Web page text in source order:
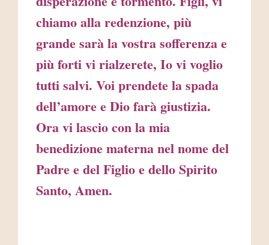
chiamo alla redenzione, più
grande sarà la vostra sofferenza e
più forti vi rialzerete, Io vi voglio
tutti salvi. Voi prendete la spada
dell’amore e Dio farà giustizia.
Ora vi lascio con la mia
benedizione materna nel nome del
Padre e del Figlio e dello Spirito
Santo, Amen.